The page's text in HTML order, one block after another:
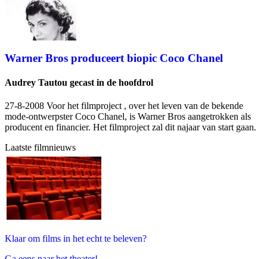
Warner Bros produceert biopic Coco Chanel
Audrey Tautou gecast in de hoofdrol
27-8-2008 Voor het filmproject , over het leven van de bekende
mode-ontwerpster Coco Chanel, is Warner Bros aangetrokken als
producent en financier. Het filmproject zal dit najaar van start gaan.
Laatste filmnieuws
Klaar om films in het echt te beleven?